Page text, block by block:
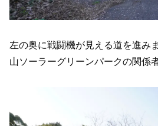
左の奥に戦闘機が見える道を進み
山ソーラーグリーンパークの関係